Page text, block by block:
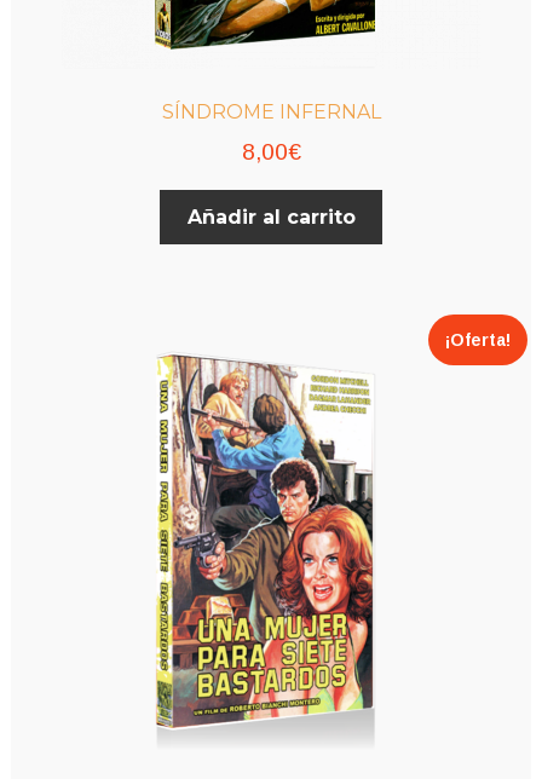
SÍNDROME INFERNAL
8,00€
Añadir al carrito
¡Oferta!